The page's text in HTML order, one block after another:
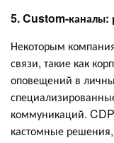
5. Custom-каналы:
Некоторым
связи, такие как
оповещений в
коммуникаций. CDP
кастомные